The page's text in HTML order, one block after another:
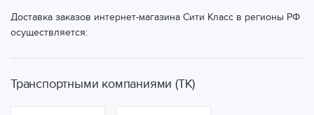
Доставка заказов интернет-магазина Сити Класс в регионы РФ
осуществляется:
Транспортными компаниями (ТК)